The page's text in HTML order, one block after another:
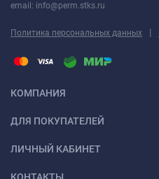
email: info@perm.stks.ru
Политика персональных данных |
КОМПАНИЯ
ДЛЯ ПОКУПАТЕЛЕЙ
ЛИЧНЫЙ КАБИНЕТ
КОНТАКТЫ